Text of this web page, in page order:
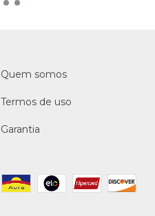
Quem somos
Termos de uso
Garantia